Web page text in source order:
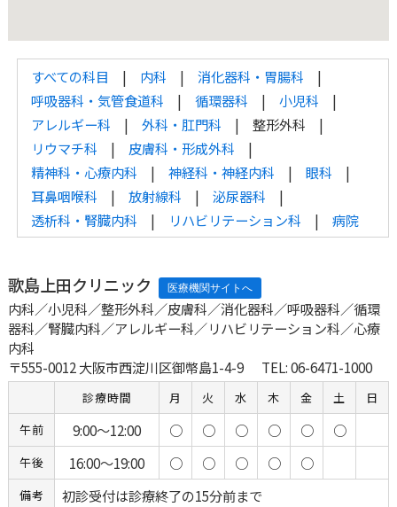
すべての科目 内科
消化器科・胃腸科
呼吸器科・気管食道科
循環器科
小児科
アレルギー科
外科・肛門科
整形外科
リウマチ科
皮膚科・形成外科
精神科・心療内科
神経科・神経内科
眼科
耳鼻咽喉科
放射線科
泌尿器科
透析科・腎臓内科
リハビリテーション科 病院
歌島上田クリニック
内科／小児科／整形外科／皮膚科／消化器科／呼吸器科／循環
器科／腎臓内科／アレルギー科／リハビリテーション科／心療
内科
〒555-0012 大阪市西淀川区御幣島1-4-9
TEL: 06-6471-1000
診療時間 月 火 水 木 金 土
日
午前
9:00～12:00 ○ ○ ○ ○ ○ ○
午後 16:00～19:00 ○ ○ ○ ○ ○
備考 初診受付は診療終了の15分前まで